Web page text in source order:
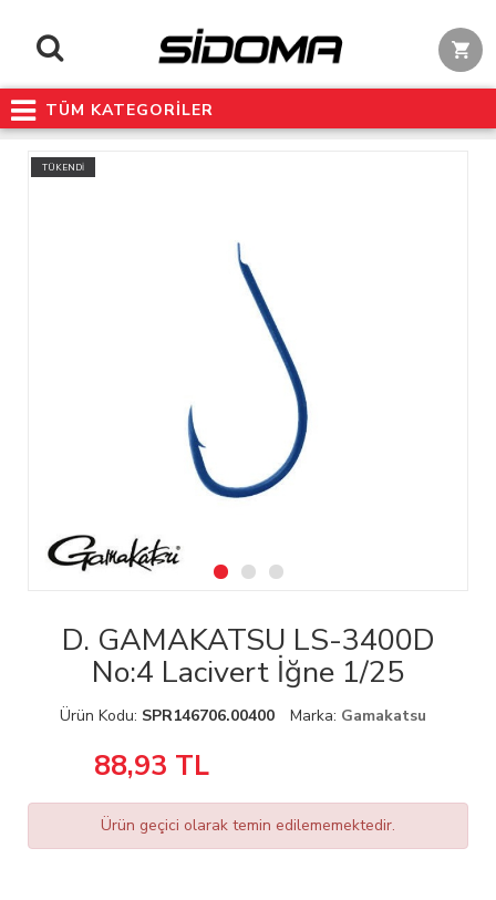
TÜM KATEGORİLER
TÜKENDİ
D. GAMAKATSU LS-3400D
No:4 Lacivert İğne 1/25
Ürün Kodu: SPR146706.00400 Marka: Gamakatsu
88,93 TL
Ürün geçici olarak temin edilememektedir.